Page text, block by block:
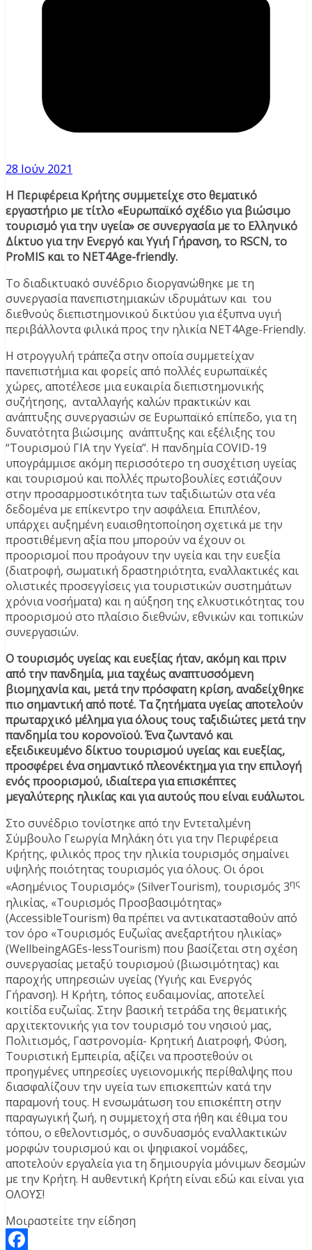
28 Ιούν 2021
Η Περιφέρεια Κρήτης συμμετείχε στο θεματικό
εργαστήριο με τίτλο «Ευρωπαϊκό σχέδιο για βιώσιμο
τουρισμό για την υγεία» σε συνεργασία με το Ελληνικό
Δίκτυο για την Ενεργό και Υγιή Γήρανση, το RSCN, το
ProMIS και το NET4Age-friendly.
Το διαδικτυακό συνέδριο διοργανώθηκε με τη
συνεργασία πανεπιστημιακών ιδρυμάτων και του
διεθνούς διεπιστημονικού δικτύου για έξυπνα υγιή
περιβάλλοντα φιλικά προς την ηλικία NET4Age-Friendly.
Η στρογγυλή τράπεζα στην οποία συμμετείχαν
πανεπιστήμια και φορείς από πολλές ευρωπαϊκές
χώρες, αποτέλεσε μια ευκαιρία διεπιστημονικής
συζήτησης, ανταλλαγής καλών πρακτικών και
ανάπτυξης συνεργασιών σε Ευρωπαϊκό επίπεδο, για τη
δυνατότητα βιώσιμης ανάπτυξης και εξέλιξης του
“Tουρισμού ΓΙΑ την Υγεία”. Η πανδημία COVID-19
υπογράμμισε ακόμη περισσότερο τη συσχέτιση υγείας
και τουρισμού και πολλές πρωτοβουλίες εστιάζουν
στην προσαρμοστικότητα των ταξιδιωτών στα νέα
δεδομένα με επίκεντρο την ασφάλεια. Επιπλέον,
υπάρχει αυξημένη ευαισθητοποίηση σχετικά με την
προστιθέμενη αξία που μπορούν να έχουν οι
προορισμοί που προάγουν την υγεία και την ευεξία
(διατροφή, σωματική δραστηριότητα, εναλλακτικές και
ολιστικές προσεγγίσεις για τουριστικών συστημάτων
χρόνια νοσήματα) και η αύξηση της ελκυστικότητας του
προορισμού στο πλαίσιο διεθνών, εθνικών και τοπικών
συνεργασιών.
Ο τουρισμός υγείας και ευεξίας ήταν, ακόμη και πριν
από την πανδημία, μια ταχέως αναπτυσσόμενη
βιομηχανία και, μετά την πρόσφατη κρίση, αναδείχθηκε
πιο σημαντική από ποτέ. Τα ζητήματα υγείας αποτελούν
πρωταρχικό μέλημα για όλους τους ταξιδιώτες μετά την
πανδημία του κορονοϊού. Ένα ζωντανό και
εξειδικευμένο δίκτυο τουρισμού υγείας και ευεξίας,
προσφέρει ένα σημαντικό πλεονέκτημα για την επιλογή
ενός προορισμού, ιδιαίτερα για επισκέπτες
μεγαλύτερης ηλικίας και για αυτούς που είναι ευάλωτοι.
Στο συνέδριο τονίστηκε από την Εντεταλμένη
Σύμβουλο Γεωργία Μηλάκη ότι για την Περιφέρεια
Κρήτης, φιλικός προς την ηλικία τουρισμός σημαίνει
υψηλής ποιότητας τουρισμός για όλους. Οι όροι
«Ασημένιος Τουρισμός» (SilverTourism), τουρισμός 3ης
ηλικίας, «Τουρισμός Προσβασιμότητας»
(AccessibleTourism) θα πρέπει να αντικατασταθούν από
τον όρο «Τουρισμός Ευζωΐας ανεξαρτήτου ηλικίας»
(WellbeingAGEs-lessTourism) που βασίζεται στη σχέση
συνεργασίας μεταξύ τουρισμού (βιωσιμότητας) και
παροχής υπηρεσιών υγείας (Υγιής και Ενεργός
Γήρανση). Η Κρήτη, τόπος ευδαιμονίας, αποτελεί
κοιτίδα ευζωΐας. Στην βασική τετράδα της θεματικής
αρχιτεκτονικής για τον τουρισμό του νησιού μας,
Πολιτισμός, Γαστρονομία- Κρητική Διατροφή, Φύση,
Τουριστική Εμπειρία, αξίζει να προστεθούν οι
προηγμένες υπηρεσίες υγειονομικής περίθαλψης που
διασφαλίζουν την υγεία των επισκεπτών κατά την
παραμονή τους. Η ενσωμάτωση του επισκέπτη στην
παραγωγική ζωή, η συμμετοχή στα ήθη και έθιμα του
τόπου, ο εθελοντισμός, ο συνδυασμός εναλλακτικών
μορφών τουρισμού και οι ψηφιακοί νομάδες,
αποτελούν εργαλεία για τη δημιουργία μόνιμων δεσμών
με την Κρήτη. Η αυθεντική Κρήτη είναι εδώ και είναι για
ΟΛΟΥΣ!
Μοιραστείτε την είδηση